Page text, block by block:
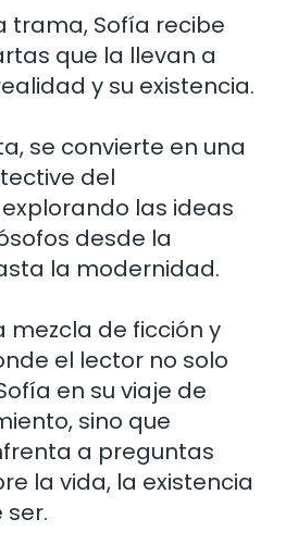
trama, Sofía recibe
que la llevan a
y su existencia.
se convierte en una
del
las ideas
desde la
la modernidad.
mezcla de ficción y
el lector no solo
en su viaje de
sino que
a preguntas
la vida, la existencia
ser.